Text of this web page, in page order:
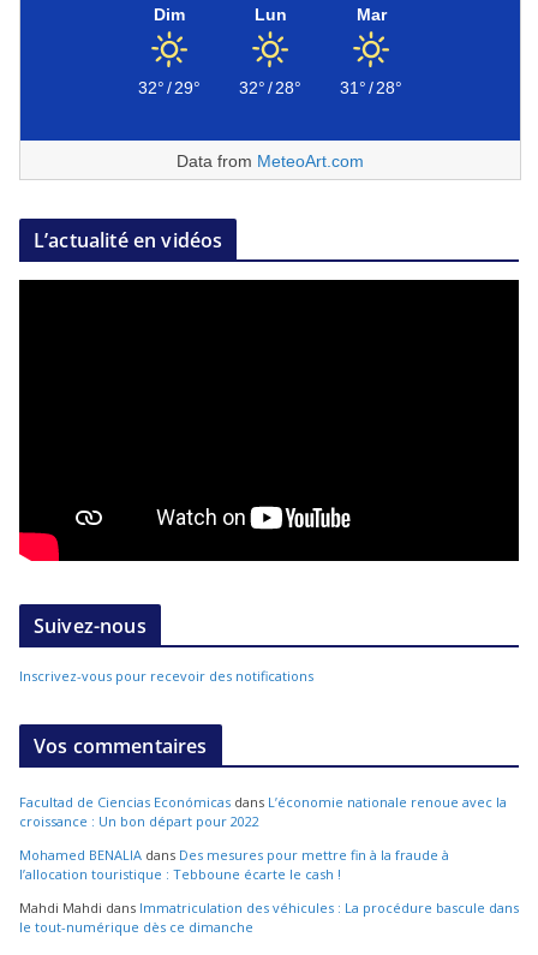
Dim
32°/29°
Lun
32°/28°
Mar
31°/28°
Data from MeteoArt.com
L’actualité en vidéos
Suivez-nous
Inscrivez-vous pour recevoir des notifications
Vos commentaires
Facultad de Ciencias Económicas dans L’économie nationale renoue avec la
croissance : Un bon départ pour 2022
Mohamed BENALIA dans Des mesures pour mettre fin à la fraude à
l’allocation touristique : Tebboune écarte le cash !
Mahdi Mahdi dans Immatriculation des véhicules : La procédure bascule dans
le tout-numérique dès ce dimanche